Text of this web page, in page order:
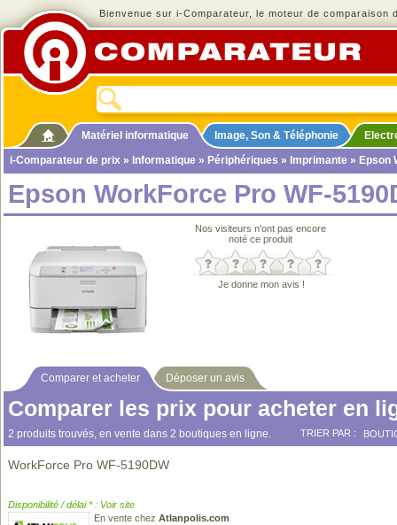
Bienvenue sur i-Comparateur, le moteur de comparaison
Matériel informatique Image, Son & Téléphonie
i-Comparateur de prix » Informatique » Périphériques » Imprimante » Epson
Epson WorkForce Pro WF-
Nos visiteurs n'ont pas encore
noté ce produit
Je donne mon avis !
Comparer et acheter Déposer un avis
Comparer les prix pour acheter en
2 produits trouvés, en vente dans 2 boutiques en ligne. TRIER PAR :
WorkForce Pro WF-5190DW
Disponibilité / délai * : Voir site
En vente chez Atlanpolis.com